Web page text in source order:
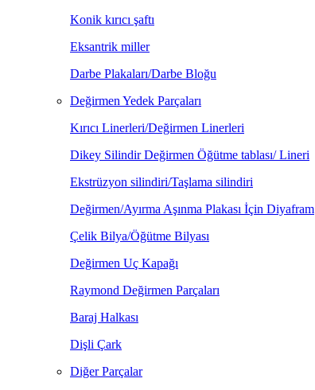
Konik kırıcı şaftı
Eksantrik miller
Darbe Plakaları/Darbe Bloğu
Değirmen Yedek Parçaları
Kırıcı Linerleri/Değirmen Linerleri
Dikey Silindir Değirmen Öğütme tablası/ Lineri
Ekstrüzyon silindiri/Taşlama silindiri
Değirmen/Ayırma Aşınma Plakası İçin Diyafram
Çelik Bilya/Öğütme Bilyası
Değirmen Uç Kapağı
Raymond Değirmen Parçaları
Baraj Halkası
Dişli Çark
Diğer Parçalar